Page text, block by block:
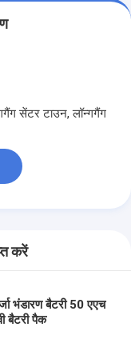
सेंटर टाउन, लॉन्गगैंग
करें
भंडारण बैटरी 50 एएच
बैटरी पैक